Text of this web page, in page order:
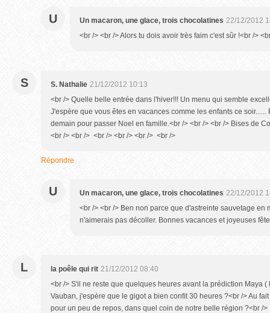
U Un macaron, une glace, trois chocolatines 22/12/2012
<br /> <br /> Alors tu dois avoir très faim c'est sûr !<br />
S S. Nathalie 21/12/2012 10:13
<br /> Quelle belle entrée dans l'hiver!!! Un menu qui semble
J'espère que vous êtes en vacances comme les enfants ce
demain pour passer Noel en famille.<br /> <br /> <br /> Bises de
<br /> <br /> <br /> <br /> <br /> <br />
Répondre
U Un macaron, une glace, trois chocolatines 22/12/2012
<br /> <br /> Ben non parce que d'astreinte sauvetage en
n'aimerais pas décoller. Bonnes vacances et joyeuses
L la poêle qui rit 21/12/2012 08:40
<br /> S'il ne reste que quelques heures avant la prédiction Maya
Vauban, j'espère que le gigot a bien confit 30 heures ?<br /> Au
pour un peu de repos, dans quel coin de notre belle région ?<br />